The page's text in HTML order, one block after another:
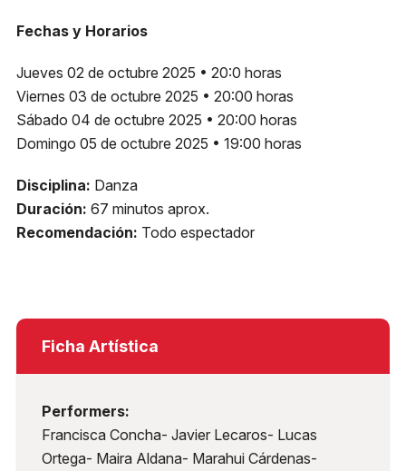
Fechas y Horarios
Jueves 02 de octubre 2025 • 20:0 horas
Viernes 03 de octubre 2025 • 20:00 horas
Sábado 04 de octubre 2025 • 20:00 horas
Domingo 05 de octubre 2025 • 19:00 horas
Disciplina: Danza
Duración: 67 minutos aprox.
Recomendación: Todo espectador
Ficha Artística
Performers:
Francisca Concha- Javier Lecaros- Lucas
Ortega- Maira Aldana- Marahui Cárdenas-